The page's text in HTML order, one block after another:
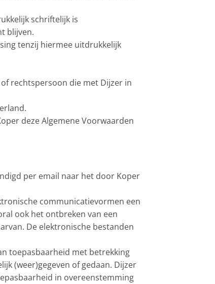
schriftelijk is
blijven.
tenzij hiermee uitdrukkelijk
rechtspersoon die met Dijzer in
deze Algemene Voorwaarden
per email naar het door Koper
communicatievormen een
ook het ontbreken van een
De elektronische bestanden
toepasbaarheid met betrekking
(weer)gegeven of gedaan. Dijzer
in overeenstemming